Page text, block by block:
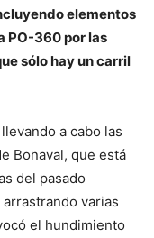
elementos
PO-360 por las
sólo hay un carril
a cabo las
Bonaval, que está
del pasado
varias
el hundimiento